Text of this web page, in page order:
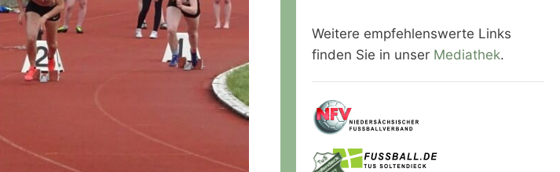
Weitere empfehlenswerte Links
finden Sie in unser Mediathek.